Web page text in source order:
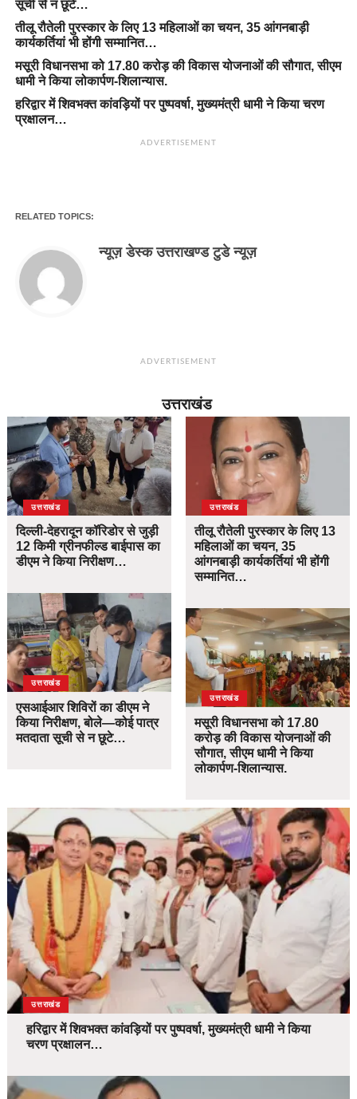
सूची से न छूटे…
तीलू रौतेली पुरस्कार के लिए 13 महिलाओं का चयन, 35 आंगनबाड़ी
कार्यकर्तियां भी होंगी सम्मानित…
मसूरी विधानसभा को 17.80 करोड़ की विकास योजनाओं की सौगात, सीएम
धामी ने किया लोकार्पण-शिलान्यास.
हरिद्वार में शिवभक्त कांवड़ियों पर पुष्पवर्षा, मुख्यमंत्री धामी ने किया चरण
प्रक्षालन…
ADVERTISEMENT
RELATED TOPICS:
न्यूज़ डेस्क उत्तराखण्ड टुडे न्यूज़
ADVERTISEMENT
उत्तराखंड
उत्तराखंड
दिल्ली-देहरादून कॉरिडोर से जुड़ी
12 किमी ग्रीनफील्ड बाईपास का
डीएम ने किया निरीक्षण…
उत्तराखंड
एसआईआर शिविरों का डीएम ने
किया निरीक्षण, बोले—कोई पात्र
मतदाता सूची से न छूटे…
उत्तराखंड
तीलू रौतेली पुरस्कार के लिए 13
महिलाओं का चयन, 35
आंगनबाड़ी कार्यकर्तियां भी होंगी
सम्मानित…
उत्तराखंड
मसूरी विधानसभा को 17.80
करोड़ की विकास योजनाओं की
सौगात, सीएम धामी ने किया
लोकार्पण-शिलान्यास.
उत्तराखंड
हरिद्वार में शिवभक्त कांवड़ियों पर पुष्पवर्षा, मुख्यमंत्री धामी ने किया
चरण प्रक्षालन…